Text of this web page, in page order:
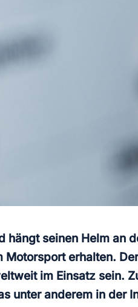
seinen Helm an
erhalten.
im Einsatz sein.
unter anderem in der